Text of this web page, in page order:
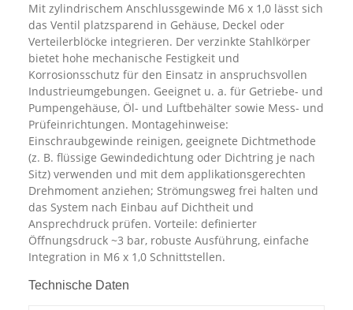
Mit zylindrischem Anschlussgewinde M6 x 1,0 lässt sich
das Ventil platzsparend in Gehäuse, Deckel oder
Verteilerblöcke integrieren. Der verzinkte Stahlkörper
bietet hohe mechanische Festigkeit und
Korrosionsschutz für den Einsatz in anspruchsvollen
Industrieumgebungen. Geeignet u. a. für Getriebe- und
Pumpengehäuse, Öl- und Luftbehälter sowie Mess- und
Prüfeinrichtungen. Montagehinweise:
Einschraubgewinde reinigen, geeignete Dichtmethode
(z. B. flüssige Gewindedichtung oder Dichtring je nach
Sitz) verwenden und mit dem applikationsgerechten
Drehmoment anziehen; Strömungsweg frei halten und
das System nach Einbau auf Dichtheit und
Ansprechdruck prüfen. Vorteile: definierter
Öffnungsdruck ~3 bar, robuste Ausführung, einfache
Integration in M6 x 1,0 Schnittstellen.
Technische Daten